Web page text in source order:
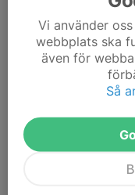
Träningen kommer
Hyrox i 3 år och
Vi använder
webbplats ska
även för
Så